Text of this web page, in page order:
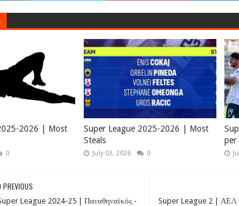
2026 | Most
0
Super League 2025-2026 | Most
Steals
July 03, 2026 0
per
Super League 2 | ΑΕΛ
PREVIOUS
League 2024-25 | Παναθηναϊκός -